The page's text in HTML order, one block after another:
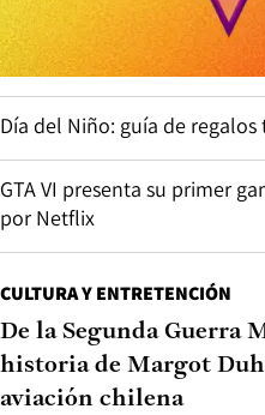
Día del Niño: guía de
GTA VI presenta su primer
por Netflix
CULTURA Y ENTRETENCIÓN
De la Segunda Guerra
historia de Margot
aviación chilena